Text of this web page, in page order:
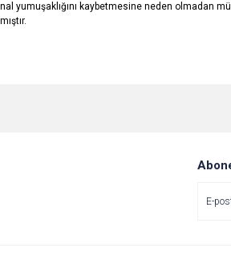
yumuşaklığını kaybetmesine neden olmadan